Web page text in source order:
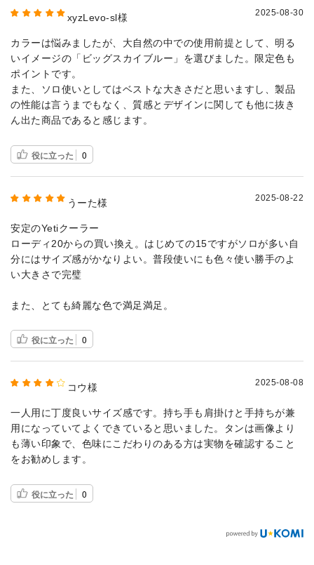
xyzLevo-sl様 2025-08-30
カラーは悩みましたが、大自然の中での使用前提として、明る
いイメージの「ビッグスカイブルー」を選びました。限定色も
ポイントです。
また、ソロ使いとしてはベストな大きさだと思いますし、製品
の性能は言うまでもなく、質感とデザインに関しても他に抜き
ん出た商品であると感じます。
役に立った 0
うーた様 2025-08-22
安定のYetiクーラー
ローディ20からの買い換え。はじめての15ですがソロが多い自
分にはサイズ感がかなりよい。普段使いにも色々使い勝手のよ
い大きさで完璧
また、とても綺麗な色で満足満足。
役に立った 0
コウ様 2025-08-08
一人用に丁度良いサイズ感です。持ち手も肩掛けと手持ちが兼
用になっていてよくできていると思いました。タンは画像より
も薄い印象で、色味にこだわりのある方は実物を確認すること
をお勧めします。
役に立った 0